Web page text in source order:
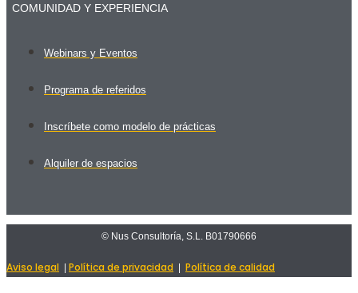
COMUNIDAD Y EXPERIENCIA
Webinars y Eventos
Programa de referidos
Inscríbete como modelo de prácticas
Alquiler de espacios
© Nus Consultoría, S.L. B01790666
Aviso legal | Política de privacidad | Política de calidad